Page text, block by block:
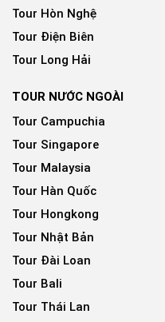
Tour Hòn Nghệ
Tour Điện Biên
Tour Long Hải
TOUR NƯỚC NGOÀI
Tour Campuchia
Tour Singapore
Tour Malaysia
Tour Hàn Quốc
Tour Hongkong
Tour Nhật Bản
Tour Đài Loan
Tour Bali
Tour Thái Lan